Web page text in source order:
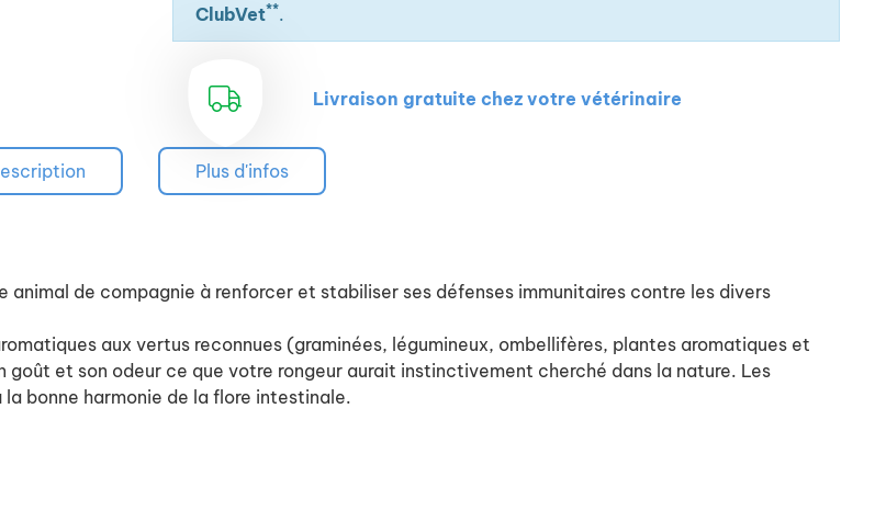
ClubVet**.
Livraison gratuite chez votre vétérinaire
Plus d'infos
de compagnie à renforcer et stabiliser ses défenses immunitaires contre les divers
aux vertus reconnues (graminées, légumineux, ombellifères, plantes aromatiques et
goût et son odeur ce que votre rongeur aurait instinctivement cherché dans la nature. Les
bonne harmonie de la flore intestinale.